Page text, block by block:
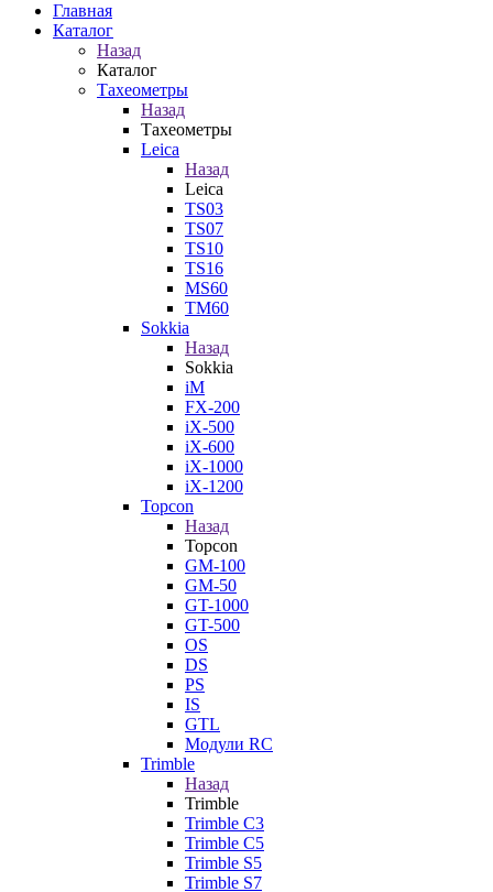
Главная
Каталог
Назад
Каталог
Тахеометры
Назад
Тахеометры
Leica
Назад
Leica
TS03
TS07
TS10
TS16
MS60
TM60
Sokkia
Назад
Sokkia
iM
FX-200
iX-500
iX-600
iX-1000
iX-1200
Topcon
Назад
Topcon
GM-100
GM-50
GT-1000
GT-500
OS
DS
PS
IS
GTL
Модули RC
Trimble
Назад
Trimble
Trimble C3
Trimble C5
Trimble S5
Trimble S7